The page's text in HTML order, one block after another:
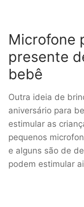
Microfone
presente
bebê
Outra ideia de
aniversário para
estimular as
pequenos
e alguns são de
podem estimular